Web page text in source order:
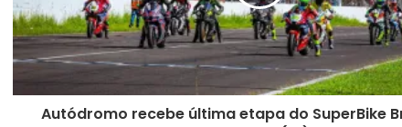
Autódromo recebe última etapa do SuperBike